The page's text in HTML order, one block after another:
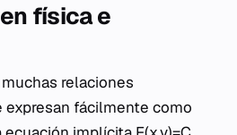
física e
relaciones
fácilmente como